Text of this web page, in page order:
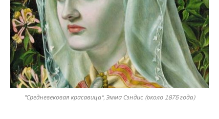
"Средневековая красавица", Эмма Сэндис (около 1875 года)